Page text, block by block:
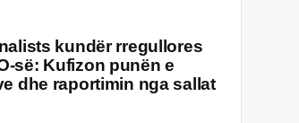
kundër rregullores
së: Kufizon punën e
dhe raportimin nga sallat